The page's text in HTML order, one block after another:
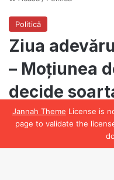
Jannah Theme License is
page to validate the
Facebook